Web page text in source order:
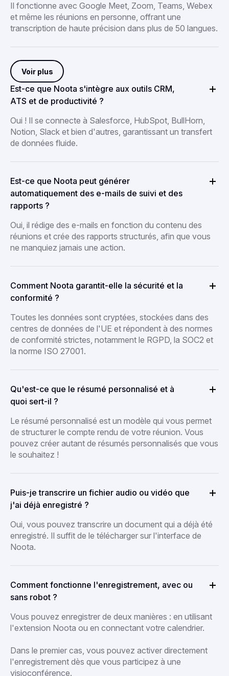
Il fonctionne avec Google Meet, Zoom, Teams, Webex
et même les réunions en personne, offrant une
transcription de haute précision dans plus de 50 langues.
Voir plus
Est-ce que Noota s'intègre aux outils CRM,
ATS et de productivité ?
Oui ! Il se connecte à Salesforce, HubSpot, BullHorn,
Notion, Slack et bien d'autres, garantissant un transfert
de données fluide.
Est-ce que Noota peut générer
automatiquement des e-mails de suivi et des
rapports ?
Oui, il rédige des e-mails en fonction du contenu des
réunions et crée des rapports structurés, afin que vous
ne manquiez jamais une action.
Comment Noota garantit-elle la sécurité et la
conformité ?
Toutes les données sont cryptées, stockées dans des
centres de données de l'UE et répondent à des normes
de conformité strictes, notamment le RGPD, la SOC2 et
la norme ISO 27001.
Qu'est-ce que le résumé personnalisé et à
quoi sert-il ?
Le résumé personnalisé est un modèle qui vous permet
de structurer le compte rendu de votre réunion. Vous
pouvez créer autant de résumés personnalisés que vous
le souhaitez !
Puis-je transcrire un fichier audio ou vidéo que
j'ai déjà enregistré ?
Oui, vous pouvez transcrire un document qui a déjà été
enregistré. Il suffit de le télécharger sur l'interface de
Noota.
Comment fonctionne l'enregistrement, avec ou
sans robot ?
Vous pouvez enregistrer de deux manières : en utilisant
l'extension Noota ou en connectant votre calendrier.
Dans le premier cas, vous pouvez activer directement
l'enregistrement dès que vous participez à une
visioconférence.